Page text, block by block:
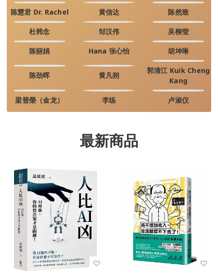
陈慧君 Dr. Rachel 黄信达 陈然致
杜韩念 邹汉伟 吴柳莹
陈丽娟 Hana 张心怡 胡坤琳
陈劲晖 黄凡朔
郭清江 Kuik Cheng
Kang
梁晉榮（金龙） 李练 卢淑仪
最新商品